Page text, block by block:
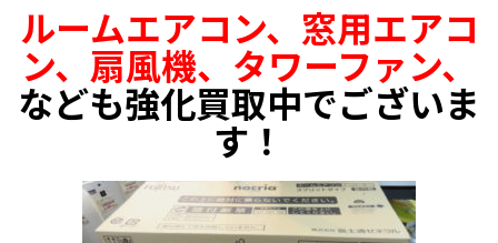
ルームエアコン、窓用エアコ
ン、扇風機、タワーファン、
なども強化買取中でございま
す！